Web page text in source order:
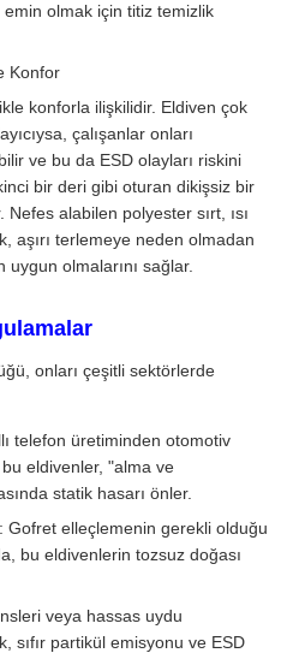
emin olmak için titiz temizlik
Konfor
konforla ilişkilidir. Eldiven çok
çalışanlar onları
ve bu da ESD olayları riskini
bir deri gibi oturan dikişsiz bir
alabilen polyester sırt, ısı
aşırı terlemeye neden olmadan
olmalarını sağlar.
onları çeşitli sektörlerde
telefon üretiminden otomotiv
eldivenler, "alma ve
statik hasarı önler.
Gofret elleçlemenin gerekli olduğu
bu eldivenlerin tozsuz doğası
veya hassas uydu
sıfır partikül emisyonu ve ESD